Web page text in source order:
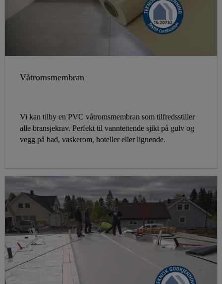
Våtromsmembran
Vi kan tilby en PVC våtromsmembran som tilfredsstiller
alle bransjekrav. Perfekt til vanntettende sjikt på gulv og
vegg på bad, vaskerom, hoteller eller lignende.